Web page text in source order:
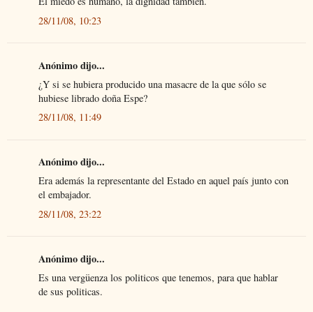
28/11/08, 10:23
Anónimo dijo...
¿Y si se hubiera producido una masacre de la que sólo se
hubiese librado doña Espe?
28/11/08, 11:49
Anónimo dijo...
Era además la representante del Estado en aquel país junto con
el embajador.
28/11/08, 23:22
Anónimo dijo...
Es una vergüenza los politicos que tenemos, para que hablar
de sus politicas.